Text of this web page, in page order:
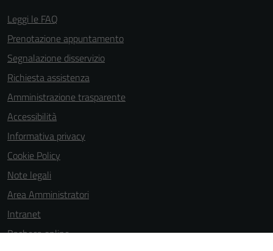
Leggi le FAQ
Prenotazione appuntamento
Segnalazione disservizio
Richiesta assistenza
Amministrazione trasparente
Accessibilità
Informativa privacy
Cookie Policy
Note legali
Area Amministratori
Intranet
Bacheca online